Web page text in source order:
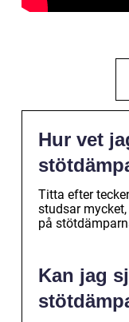
Hur vet
Titta efter
studsar
på
Kan jag